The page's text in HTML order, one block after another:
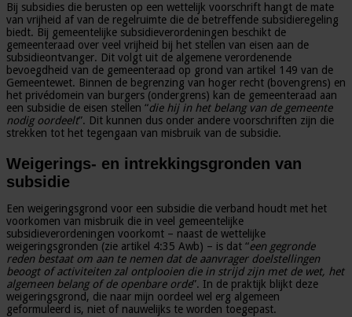
Bij subsidies die berusten op een wettelijk voorschrift hangt de mate
van vrijheid af van de regelruimte die de betreffende subsidieregeling
biedt. Bij gemeentelijke subsidieverordeningen beschikt de
gemeenteraad over veel vrijheid bij het stellen van eisen aan de
subsidieontvanger. Dit volgt uit de algemene verordenende
bevoegdheid van de gemeenteraad op grond van artikel 149 van de
Gemeentewet. Binnen de begrenzing van hoger recht (bovengrens) en
het privédomein van burgers (ondergrens) kan de gemeenteraad aan
een subsidie de eisen stellen “die hij in het belang van de gemeente
nodig oordeelt”. Dit kunnen dus onder andere voorschriften zijn die
strekken tot het tegengaan van misbruik van de subsidie.
Weigerings- en intrekkingsgronden van
subsidie
Een weigeringsgrond voor een subsidie die verband houdt met het
voorkomen van misbruik die in veel gemeentelijke
subsidieverordeningen voorkomt – naast de wettelijke
weigeringsgronden (zie artikel 4:35 Awb) – is dat “een gegronde
reden bestaat om aan te nemen dat de aanvrager doelstellingen
beoogt of activiteiten zal ontplooien die in strijd zijn met de wet, het
algemeen belang of de openbare orde”. In de praktijk blijkt deze
weigeringsgrond, die naar mijn oordeel wel erg algemeen
geformuleerd is, niet of nauwelijks te worden toegepast.